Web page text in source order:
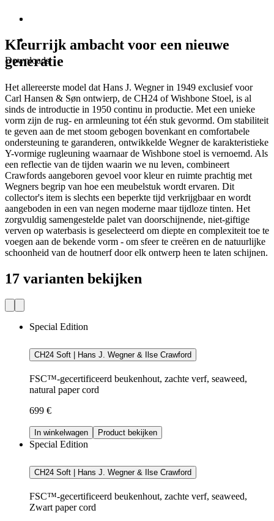
Downloads
Kleurrijk ambacht voor een nieuwe
generatie
Het allereerste model dat Hans J. Wegner in 1949 exclusief voor
Carl Hansen & Søn ontwierp, de CH24 of Wishbone Stoel, is al
sinds de introductie in 1950 continu in productie. Met een unieke
vorm zijn de rug- en armleuning tot één stuk gevormd. Om stabiliteit
te geven aan de met stoom gebogen bovenkant en comfortabele
ondersteuning te garanderen, ontwikkelde Wegner de karakteristieke
Y-vormige rugleuning waarnaar de Wishbone stoel is vernoemd. Als
een reflectie van de tijden waarin we nu leven, combineert
Crawfords aangeboren gevoel voor kleur en ruimte prachtig met
Wegners begrip van hoe een meubelstuk wordt ervaren. Dit
collector's item is slechts een beperkte tijd verkrijgbaar en wordt
aangeboden in een van negen moderne maar tijdloze tinten. Het
zorgvuldig samengestelde palet van doorschijnende, niet-giftige
verven op waterbasis is geselecteerd om diepte en complexiteit toe te
voegen aan de bekende vorm - om sfeer te creëren en de natuurlijke
schoonheid van de houtnerf door elk ontwerp heen te laten schijnen.
17 varianten bekijken
Special Edition
CH24 Soft | Hans J. Wegner & Ilse Crawford
FSC™-gecertificeerd beukenhout, zachte verf, seaweed,
natural paper cord
699 €
In winkelwagen Product bekijken
Special Edition
CH24 Soft | Hans J. Wegner & Ilse Crawford
FSC™-gecertificeerd beukenhout, zachte verf, seaweed,
Zwart paper cord